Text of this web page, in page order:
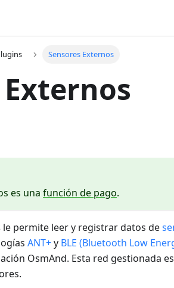
Sensores Externos
es una función de pago.
le permite leer y registrar datos de
ANT+y BLE (Bluetooth Low
OsmAnd. Esta red gestionada